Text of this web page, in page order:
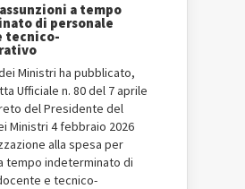
a tempo
di personale
tecnico-
Ministri ha pubblicato,
Ufficiale n. 80 del 7 aprile
del Presidente del
Ministri 4 febbraio 2026
alla spesa per
tempo indeterminato di
e tecnico-